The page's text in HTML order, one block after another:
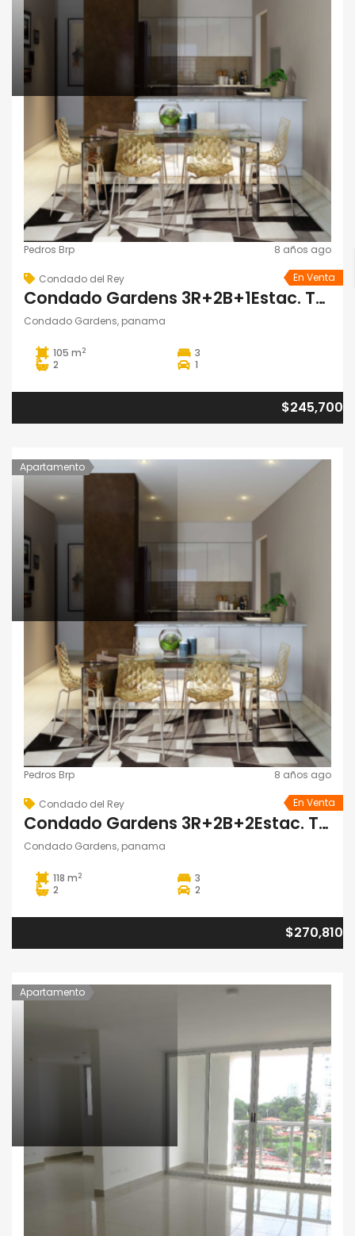
Pedros Brp 8 años ago
Condado del Rey
Condado Gardens 3R+2B+1Estac. Torre 100
Condado Gardens, panama
105 m2
3
2
1
En Venta
$245,700
Apartamento
Pedros Brp 8 años ago
Condado del Rey
Condado Gardens 3R+2B+2Estac. Torre 100
Condado Gardens, panama
118 m2
3
2
2
En Venta
$270,810
Apartamento